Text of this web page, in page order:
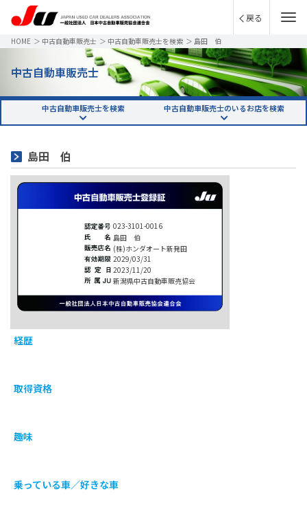
戻る
HOME ＞ 中古自動車販売士 ＞ 中古自動車販売士を検索 ＞ 島田 伯
中古自動車販売士
中古自動車販売士を検索 中古自動車販売士のいるお店を検索
島田 伯
023-3101-0016
島田 伯
(株)ホンダオート新発田
2029/03/31
2023/11/20
新潟県中古自動車販売協会
経歴
取得資格
趣味
乗っている車／好きな車